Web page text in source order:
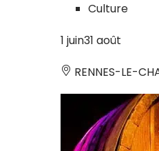
Culture
1 juin31 août
RENNES-LE-